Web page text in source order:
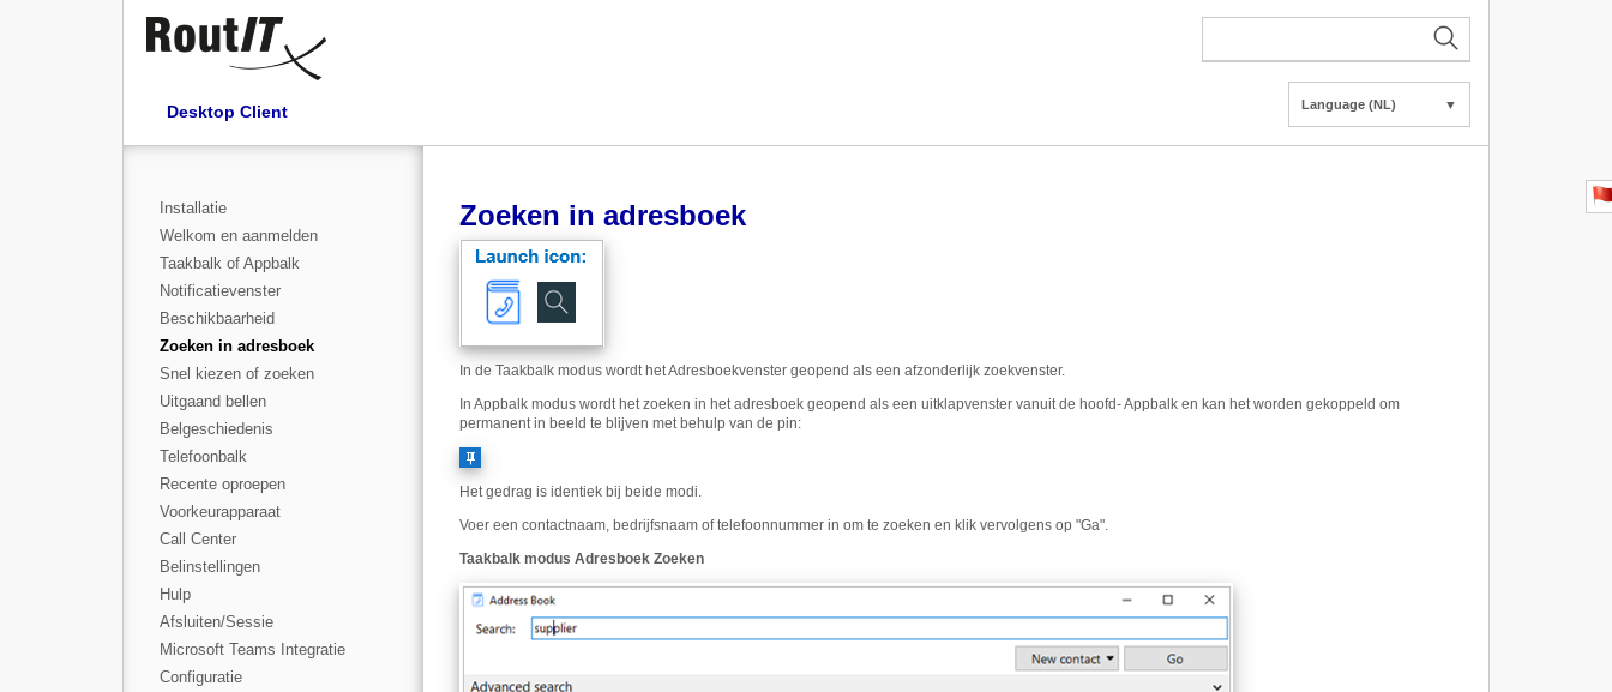
Desktop Client Language (NL) ▼
Installatie
Welkom en aanmelden
Taakbalk of Appbalk
Notificatievenster
Beschikbaarheid
Zoeken in adresboek
Snel kiezen of zoeken
Uitgaand bellen
Belgeschiedenis
Telefoonbalk
Recente oproepen
Voorkeurapparaat
Call Center
Belinstellingen
Hulp
Afsluiten/Sessie
Microsoft Teams Integratie
Configuratie
Zoeken in adresboek
In de Taakbalk modus wordt het Adresboekvenster geopend als een afzonderlijk zoekvenster.
In Appbalk modus wordt het zoeken in het adresboek geopend als een uitklapvenster vanuit de hoofd- Appbalk en kan het worden gekoppeld om
permanent in beeld te blijven met behulp van de pin:
Het gedrag is identiek bij beide modi.
Voer een contactnaam, bedrijfsnaam of telefoonnummer in om te zoeken en klik vervolgens op "Ga".
Taakbalk modus Adresboek Zoeken